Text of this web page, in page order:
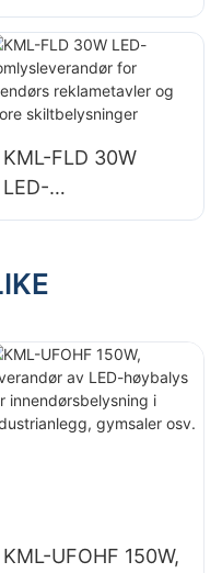
innendørsområder
som industrielle
fabrikkbygninger
og lagerbygninger.
KML-FLD 30W
LED-
flomlysleverandør
reklametavler og
skiltbelysninger
KML-UFOHF 150W,